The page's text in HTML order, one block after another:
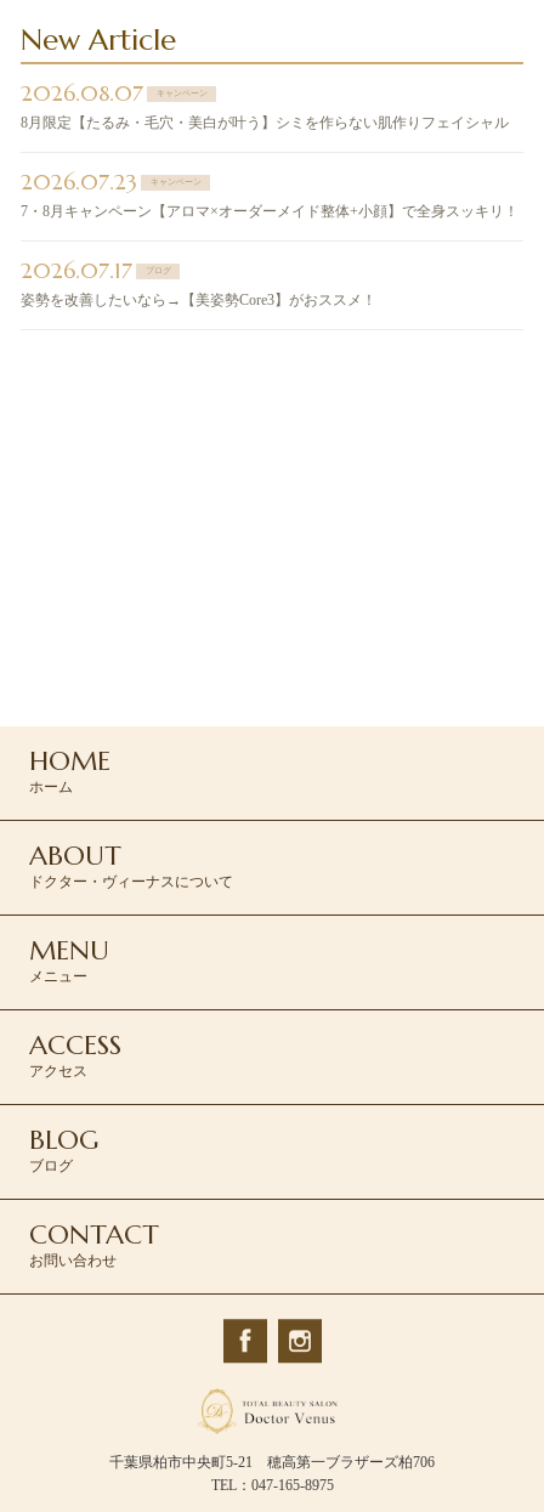
New Article
2026.08.07 キャンペーン
8月限定【たるみ・毛穴・美白が叶う】シミを作らない肌作りフェイシャル
2026.07.23 キャンペーン
7・8月キャンペーン【アロマ×オーダーメイド整体+小顔】で全身スッキリ！
2026.07.17 ブログ
姿勢を改善したいなら→【美姿勢Core3】がおススメ！
HOME
ホーム
ABOUT
ドクター・ヴィーナスについて
MENU
メニュー
ACCESS
アクセス
BLOG
ブログ
CONTACT
お問い合わせ
千葉県柏市中央町5-21 穂高第一ブラザーズ柏706
TEL：047-165-8975